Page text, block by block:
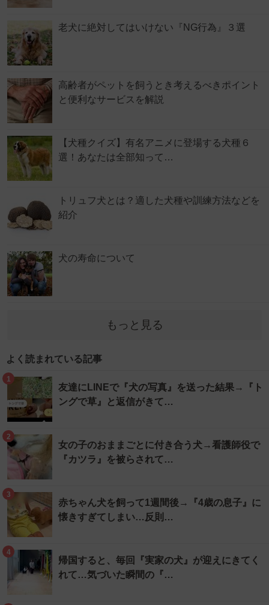
老犬に絶対してはいけない『NG行為』３選
高齢者がペットを飼うとき考えるべきポイント
と便利なサービスを解説
【犬種クイズ】有名アニメに登場する犬種６
選！あなたは全部知って…
トリュフ犬とは？適した犬種や訓練方法などを
紹介
犬の寿命について
もっと見る
よく読まれている記事
1
友達にLINEで『犬の写真』を送った結果→『ト
ングで草』と返信がきて…
2
女の子のおままごとに付き合う犬→看護師役で
『カツラ』を被らされて…
3
赤ちゃん犬を飼って1週間後→『4歳の息子』に
懐きすぎてしまい…反則…
4
帰国すると、毎回『実家の犬』が迎えにきてく
れて…気づいた瞬間の『…